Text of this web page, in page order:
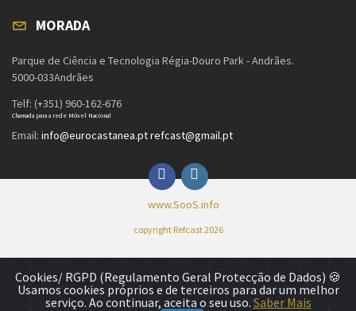
MORADA
Parque de Ciência e Tecnologia Régia-Douro Park - Andrães.
5000-033Andrães
Telf: (+351) 960-162-676
Chamada para a rede Móvel Nacional
Email: info@eurocastanea.pt refcast@gmail.pt
www.SooS.info
copyright Refcast 2026
Cookies/ RGPD (Regulamento Geral Protecção de Dados) 🍪
Usamos cookies próprios e de terceiros para dar um melhor
serviço. Ao continuar, aceita o seu uso. Saber Mais